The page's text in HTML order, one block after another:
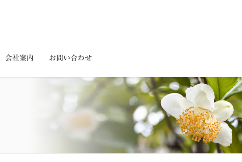
会社案内 お問い合わせ